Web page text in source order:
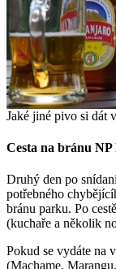
Jaké jiné pivo si dát
Cesta na bránu
Druhý den po
potřebného
bránu parku. Po
(kuchaře a několik
Pokud se vydáte na
(Machame,